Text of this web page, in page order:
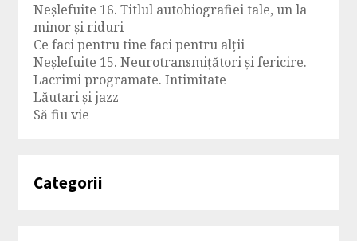
Neșlefuite 16. Titlul autobiografiei tale, un la
minor și riduri
Ce faci pentru tine faci pentru alții
Neșlefuite 15. Neurotransmițători și fericire.
Lacrimi programate. Intimitate
Lăutari și jazz
Să fiu vie
Categorii